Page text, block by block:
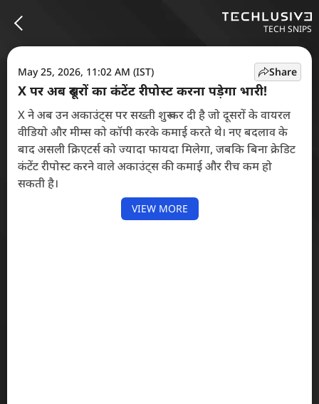
TECH SNIPS
May 25, 2026, 11:02 AM (IST)
X पर अब दूसरों का कंटेंट रीपोस्ट करना पड़ेगा भारी!
X ने अब उन अकाउंट्स पर सख्ती शुरू कर दी है जो दूसरों के वायरल
वीडियो और मीम्स को कॉपी करके कमाई करते थे। नए बदलाव के
बाद असली क्रिएटर्स को ज्यादा फायदा मिलेगा, जबकि बिना क्रेडिट
कंटेंट रीपोस्ट करने वाले अकाउंट्स की कमाई और रीच कम हो
सकती है।
VIEW MORE
Share